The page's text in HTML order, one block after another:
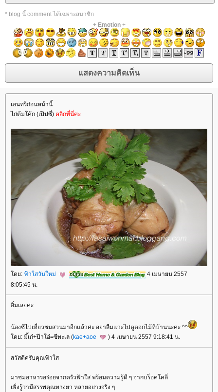
* blog นี้ comment ได้เฉพาะสมาชิก
+ Emotion+
เอนทรี่ก่อนหน้านี้
ไก่ต้มโค้ก (เป๊ปซี่) คลิกที่นี่ค่ะ
ดย: ฟ้าใสวันใหม่
4 เมษายน 2557
8:05:45 น.
อิ่มเลยค่ะ
น้องซีไปเที่ยวชมสวนมาอีกแล้วค่ะ อย่าลืมแวะไปดูดอกไม้ที่บ้านนะคะ ^^
ดย: มี๊เก๋+ป๊าโอ๋=ซีทะเล (kae+aoe ) 4 เมษายน 2557 9:18:41 น.
สวัสดีครับคุณฟ้าใส
มาชมอาหารอร่อยจากครัวฟ้าใส พร้อมความรู้ดี ๆ จากบร็อคโคลี่
เพิ่งรู้ว่ามีสรรพคุณทางยา หลายอย่างจริง ๆ